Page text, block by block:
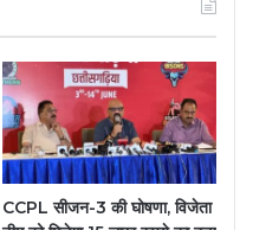
CCPL सीजन-3 की घोषणा, विजेता